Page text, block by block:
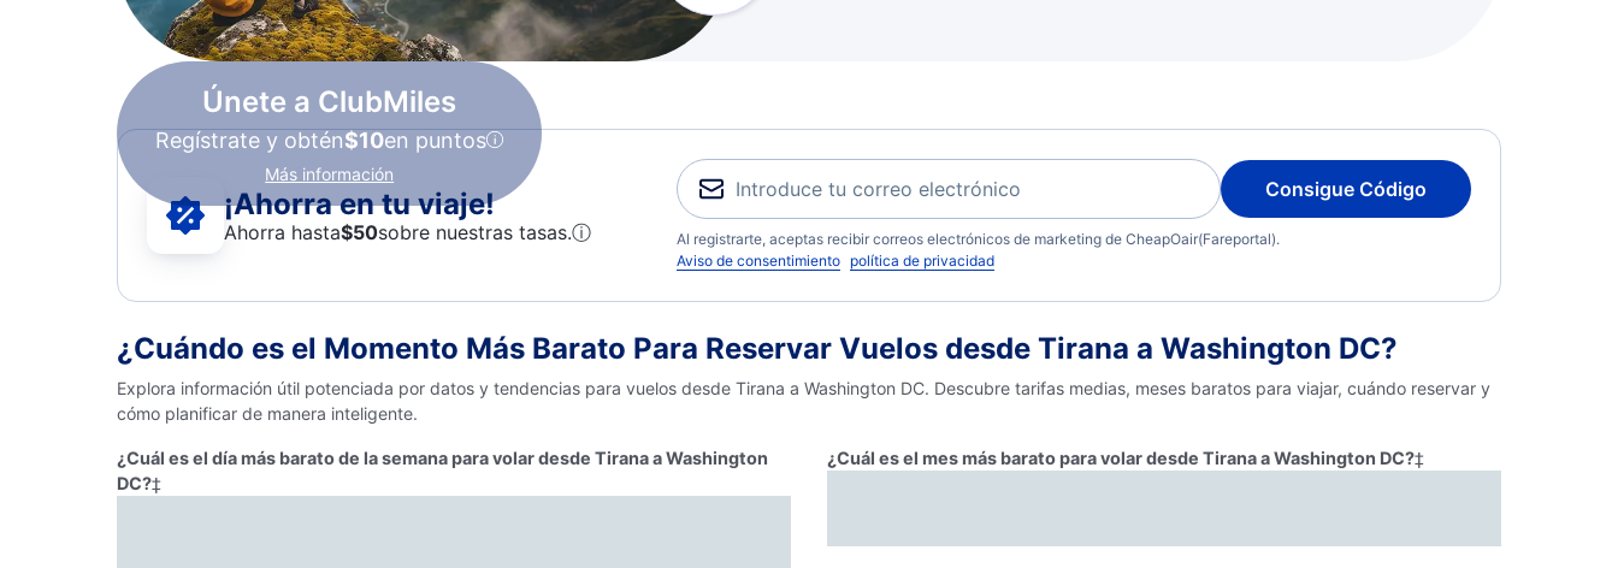
Únete a ClubMiles
Regístrate y obtén$10en puntos
Más información
¡Ahorra en tu viaje!
Ahorra hasta$50sobre nuestras tasas.ⓘ
Consigue Código
Al registrarte, aceptas recibir correos electrónicos de marketing de CheapOair(Fareportal).
Aviso de consentimiento política de privacidad
¿Cuándo es el Momento Más Barato Para Reservar Vuelos desde Tirana a Washington DC?
Explora información útil potenciada por datos y tendencias para vuelos desde Tirana a Washington DC. Descubre tarifas medias, meses baratos para viajar, cuándo reservar y
cómo planificar de manera inteligente.
¿Cuál es el día más barato de la semana para volar desde Tirana a Washington
DC?‡
¿Cuál es el mes más barato para volar desde Tirana a Washington DC?‡